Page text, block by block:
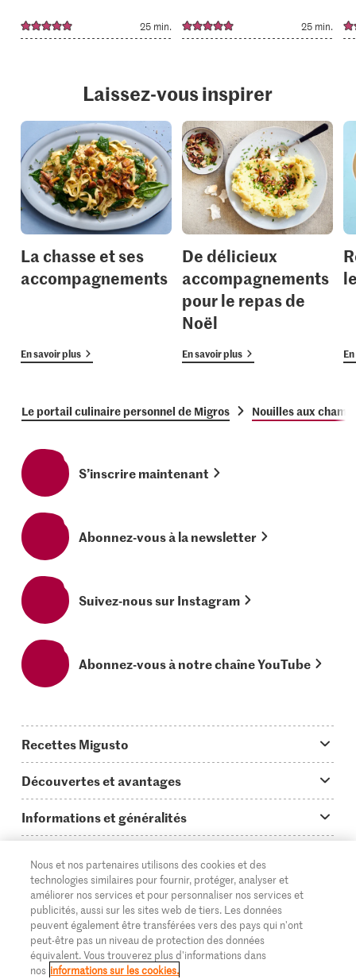
25 min. 25 min.
Laissez-vous inspirer
La chasse et ses
accompagnements
En savoir plus
De délicieux
accompagnements
pour le repas de
Noël
En savoir plus
Le portail culinaire personnel de Migros Nouilles aux
S’inscrire maintenant
Abonnez-vous à la newsletter
Suivez-nous sur Instagram
Abonnez-vous à notre chaîne YouTube
Recettes Migusto
Idées de menus
Plats principaux
Simple & vite prêt
Apéritif
Préparations au four
Enfants & famille
Découvertes et avantages
On en parle...
Tutoriels
Glossaire des ingrédients
Login Migusto
Magazine Migusto
Informations et généralités
Questions concernant Migusto
Cuisiner avec Migusto
Service clientèle & contact
Publicité
Supermarché
Migros Online
À propos de Migros
DE FR IT
Nous et nos partenaires utilisons des cookies et des
technologies similaires pour fournir, protéger, analyser et
améliorer nos services et pour personnaliser nos services et
publicités, aussi sur les sites web de tiers. Les données
peuvent également être transférées vers des pays qui n'ont
peut-être pas un niveau de protection des données
équivalent. Vous trouverez plus d'informations dans
nos informations sur les cookies.